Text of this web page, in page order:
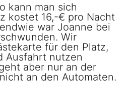
kann man sich
kostet 16,-€ pro Nacht
war Joanne bei
Wir
für den Platz,
Ausfahrt nutzen
aber nur an der
an den Automaten.